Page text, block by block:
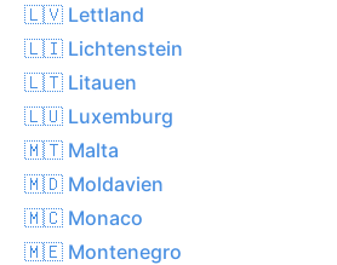
🇱🇻 Lettland
🇱🇮 Lichtenstein
🇱🇹 Litauen
🇱🇺 Luxemburg
🇲🇹 Malta
🇲🇩 Moldavien
🇲🇨 Monaco
🇲🇪 Montenegro